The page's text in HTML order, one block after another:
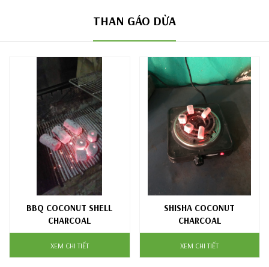
THAN GÁO DỪA
BBQ COCONUT SHELL
CHARCOAL
XEM CHI TIẾT
SHISHA COCONUT
CHARCOAL
XEM CHI TIẾT